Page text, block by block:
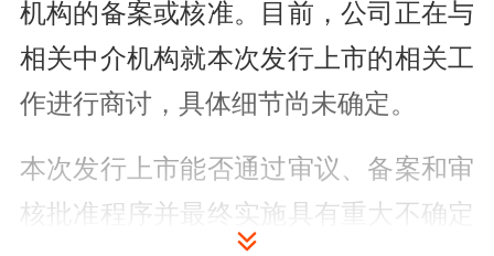
机构的备案或核准。目前，公司正在与
相关中介机构就本次发行上市的相关工
作进行商讨，具体细节尚未确定。
本次发行上市能否通过审议、备案和审
核批准程序并最终实施具有重大不确定